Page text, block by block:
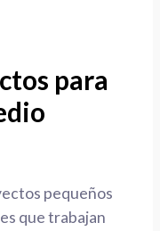
para
pequeños
que trabajan